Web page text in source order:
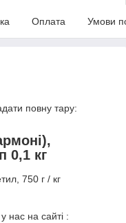
Оплата Умови
повну тару:
0,1 кг
750 г / кг
нас на сайті :